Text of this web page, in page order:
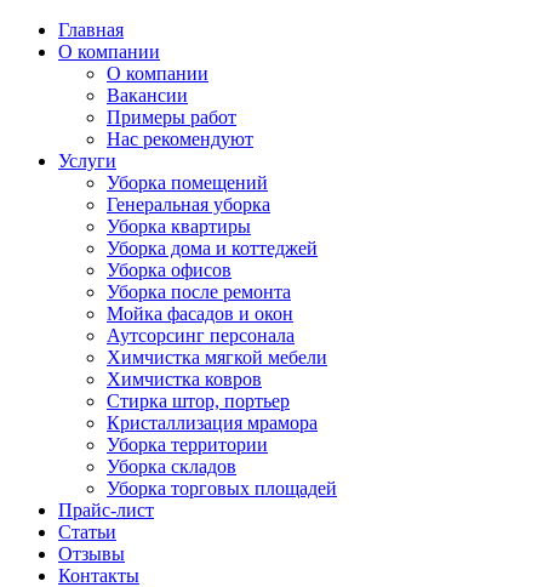
Главная
О компании
О компании
Вакансии
Примеры работ
Нас рекомендуют
Услуги
Уборка помещений
Генеральная уборка
Уборка квартиры
Уборка дома и коттеджей
Уборка офисов
Уборка после ремонта
Мойка фасадов и окон
Аутсорсинг персонала
Химчистка мягкой мебели
Химчистка ковров
Стирка штор, портьер
Кристаллизация мрамора
Уборка территории
Уборка складов
Уборка торговых площадей
Прайс-лист
Cтатьи
Отзывы
Контакты